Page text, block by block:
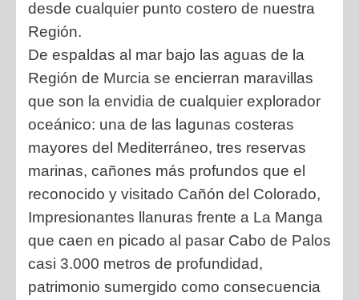
desde cualquier punto costero de nuestra
Región.
De espaldas al mar bajo las aguas de la
Región de Murcia se encierran maravillas
que son la envidia de cualquier explorador
oceánico: una de las lagunas costeras
mayores del Mediterráneo, tres reservas
marinas, cañones más profundos que el
reconocido y visitado Cañón del Colorado,
Impresionantes llanuras frente a La Manga
que caen en picado al pasar Cabo de Palos
casi 3.000 metros de profundidad,
patrimonio sumergido como consecuencia